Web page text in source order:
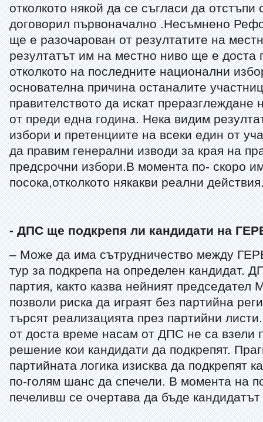
отколкото някой да се съгласи да отстъпи
договорил първоначално .Несъмнено
ще е разочарован от резултатите на
резултатът им на местно ниво ще е доста
отколкото на последните национални
основателна причина останалите
правителството да искат преразглеждане
от преди една година. Нека видим
избори и претенциите на всеки един от
да правим генерални изводи за края на
предсрочни избори.В момента по- скоро
посока,отколкото някакви реални
- ДПС ще подкрепя ли кандидати на
– Може да има сътрудничество между
тур за подкрепа на определен кандидат.
партия, както казва нейният председател
позволи риска да играят без партийна
търсят реализацията през партийни
от доста време насам от ДПС не са взели
решение кои кандидати да подкрепят.
партийната логика изисква да подкрепят
по-голям шанс да спечели. В момента на
печеливш се очертава да бъде